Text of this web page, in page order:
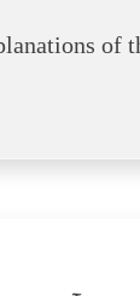
of